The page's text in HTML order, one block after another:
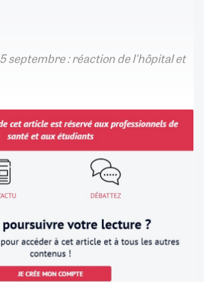
septembre : réaction de l'hôpital et